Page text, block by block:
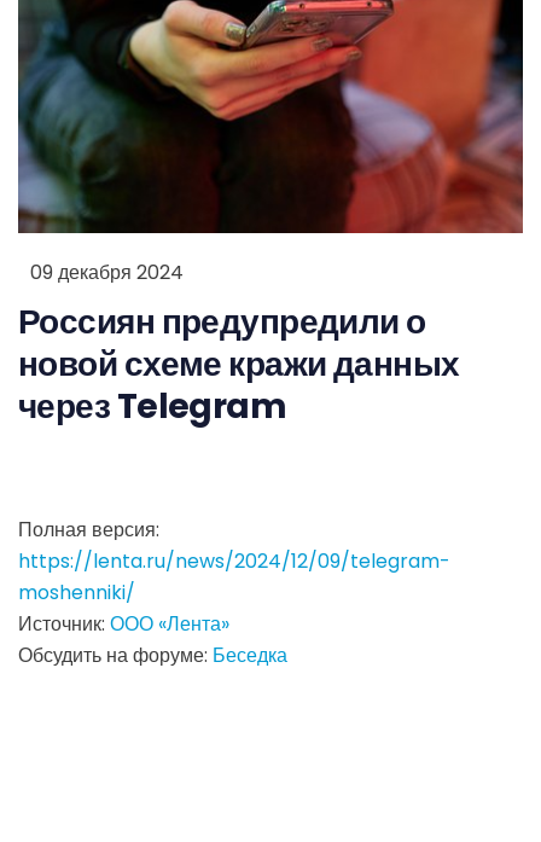
09 декабря 2024
Россиян предупредили о
новой схеме кражи данных
через Telegram
Полная версия:
https://lenta.ru/news/2024/12/09/telegram-
moshenniki/
Источник: ООО «Лента»
Обсудить на форуме: Беседка